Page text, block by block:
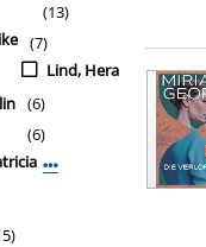
(13)
Lind, Hera
(7)
(6)
(6)
Mehr Verfasser-
Zu den